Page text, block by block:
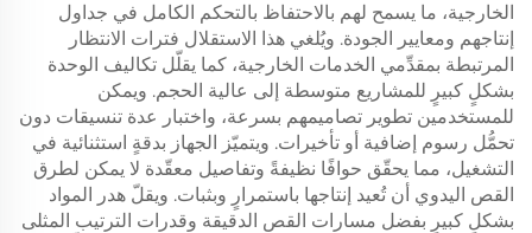
الخارجية، ما يسمح لهم بالاحتفاظ بالتحكم الكامل في جداول
إنتاجهم ومعايير الجودة. ويُلغي هذا الاستقلال فترات الانتظار
المرتبطة بمقدِّمي الخدمات الخارجية، كما يقلّل تكاليف الوحدة
بشكلٍ كبيرٍ للمشاريع متوسطة إلى عالية الحجم. ويمكن
للمستخدمين تطوير تصاميمهم بسرعة، واختبار عدة تنسيقات دون
تحمُّل رسوم إضافية أو تأخيرات. ويتميّز الجهاز بدقةٍ استثنائية في
التشغيل، مما يحقّق حوافًا نظيفةً وتفاصيل معقّدة لا يمكن لطرق
القص اليدوي أن تُعيد إنتاجها باستمرارٍ وبثبات. ويقلّ هدر المواد
بشكلٍ كبيرٍ بفضل مسارات القص الدقيقة وقدرات الترتيب المثلى